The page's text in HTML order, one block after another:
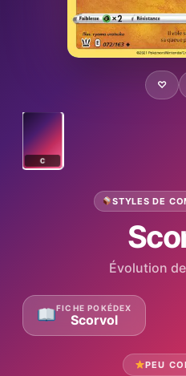
♡
C
STYLES DE
Évolution
FICHE POKÉDEX
Scorvol
PEU